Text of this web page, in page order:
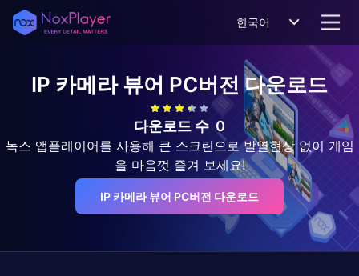
한국어
IP 카메라 뷰어 PC버전 다운로드
다운로드 수 0
녹스 앱플레이어를 사용해 큰 스크린으로 발열현상 없이 게임
을 마음껏 즐겨 보세요!
IP 카메라 뷰어 PC버전 다운로드